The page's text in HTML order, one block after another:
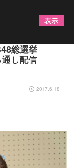
する渡辺麻友
総選挙
し配信
2017.6.18
表示